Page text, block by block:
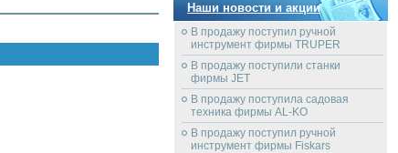
Наши новости и акции
В продажу поступил ручной
инструмент фирмы TRUPER
В продажу поступили станки
фирмы JET
В продажу поступила садовая
техника фирмы AL-KO
В продажу поступил ручной
инструмент фирмы Fiskars